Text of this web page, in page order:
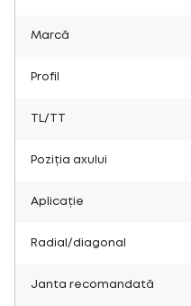
Marcă
Profil
TL/TT
Poziția axului
Aplicație
Radial/diagonal
Janta recomandată